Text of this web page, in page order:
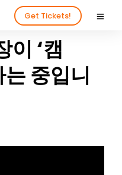
Get Tickets!
이 ‘캠
중입니